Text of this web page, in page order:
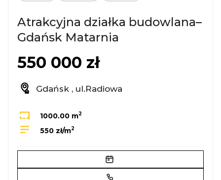
Atrakcyjna działka budowlana–
Gdańsk Matarnia
550 000 zł
Gdańsk , ul.Radiowa
1000.00 m2
550 zł/m2